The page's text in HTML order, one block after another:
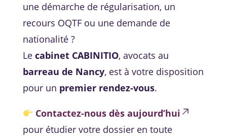
une démarche de régularisation, un
recours OQTF ou une demande de
nationalité ?
Le cabinet CABINITIO, avocats au
barreau de Nancy, est à votre disposition
pour un premier rendez-vous.
Contactez-nous dès aujourd’hui
pour étudier votre dossier en toute